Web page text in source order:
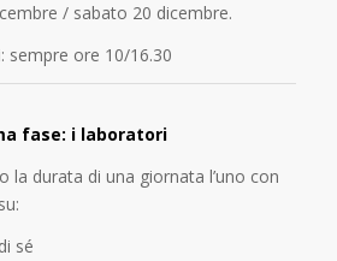
/ sabato 20 dicembre.
sempre ore 10/16.30
fase: i laboratori
la durata di una giornata l’uno con
sé